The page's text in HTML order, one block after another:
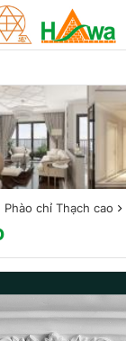
Phào chỉ Thạch cao